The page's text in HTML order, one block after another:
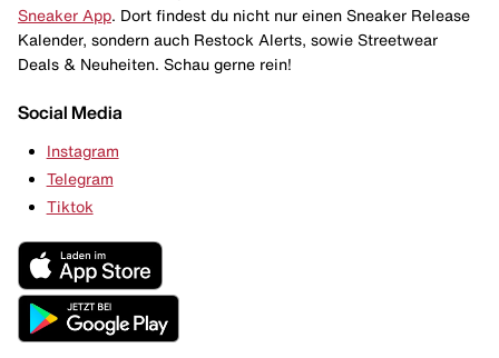
Sneaker App . Dort findest du nicht nur einen Sneaker Release
Kalender, sondern auch Restock Alerts, sowie Streetwear
Deals & Neuheiten. Schau gerne rein!
Social Media
Instagram
Telegram
Tiktok